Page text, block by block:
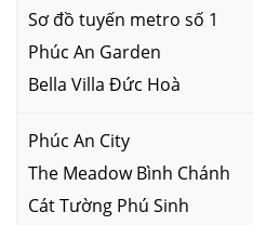
Sơ đồ tuyến metro số 1
Phúc An Garden
Bella Villa Đức Hoà
Phúc An City
The Meadow Bình Chánh
Cát Tường Phú Sinh